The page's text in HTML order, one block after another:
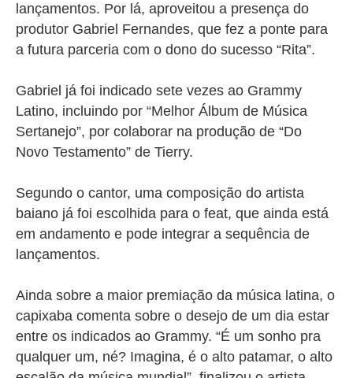
lançamentos. Por lá, aproveitou a presença do
produtor Gabriel Fernandes, que fez a ponte para
a futura parceria com o dono do sucesso “Rita”.
Gabriel já foi indicado sete vezes ao Grammy
Latino, incluindo por “Melhor Álbum de Música
Sertanejo”, por colaborar na produção de “Do
Novo Testamento” de Tierry.
Segundo o cantor, uma composição do artista
baiano já foi escolhida para o feat, que ainda está
em andamento e pode integrar a sequência de
lançamentos.
Ainda sobre a maior premiação da música latina, o
capixaba comenta sobre o desejo de um dia estar
entre os indicados ao Grammy. “É um sonho pra
qualquer um, né? Imagina, é o alto patamar, o alto